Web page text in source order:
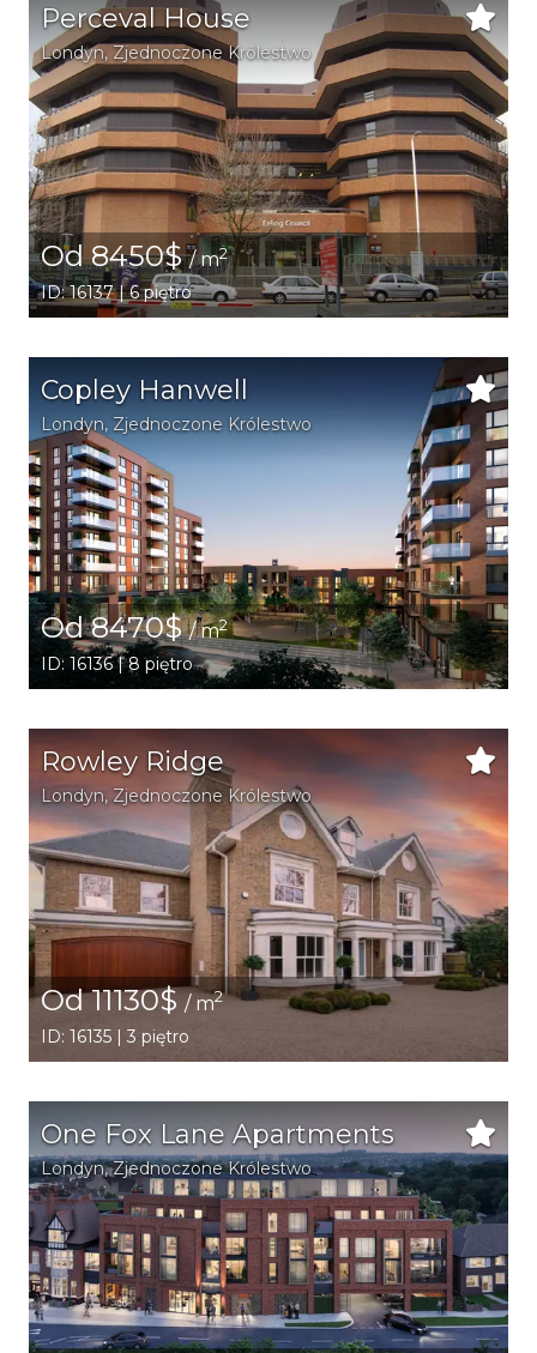
Perceval House
Londyn, Zjednoczone Królestwo
Od 8450$/ m2
ID: 16137 | 6 piętro
Copley Hanwell
Londyn, Zjednoczone Królestwo
Od 8470$/ m2
ID: 16136 | 8 piętro
Rowley Ridge
Londyn, Zjednoczone Królestwo
Od 11130$/ m2
ID: 16135 | 3 piętro
One Fox Lane Apartments
Londyn, Zjednoczone Królestwo